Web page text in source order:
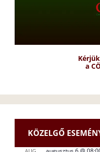
a
KÖZELGŐ